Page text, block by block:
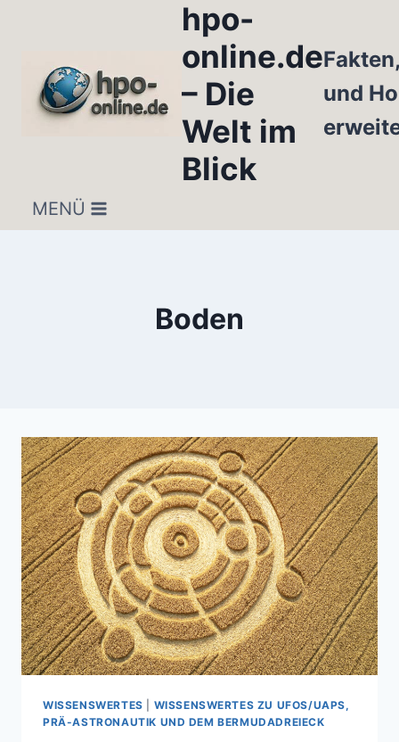
hpo-
online.de
– Die
Welt im
Blick
und
MENÜ
Boden
WISSENSWERTES
WISSENSWERTES ZU UFOS/UAPS,
PRÄ-ASTRONAUTIK UND DEM BERMUDADREIECK